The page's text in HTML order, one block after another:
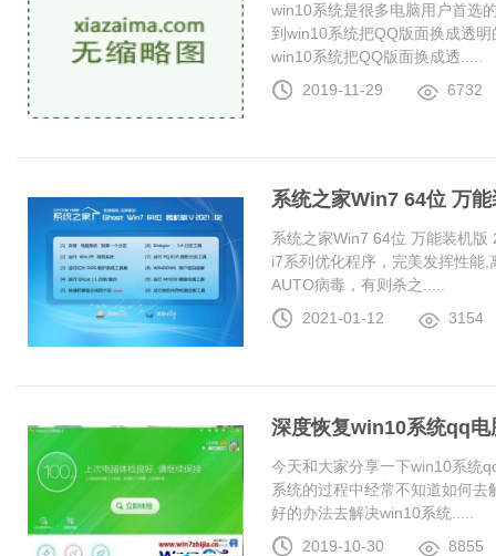
win10系统是很多电脑用户首选
到win10系统把QQ版面换成透
win10系统把QQ版面换成透.....
2019-11-29
6732
系统之家Win7 64位 万
系统之家Win7 64位 万能装机
i7系列优化程序，完美发挥性能
AUTO病毒，有则杀之.....
2021-01-12
3154
深度恢复win10系统qq
今天和大家分享一下win10系统
系统的过程中经常不知道如何
好的办法去解决win10系统.....
2019-10-30
8855